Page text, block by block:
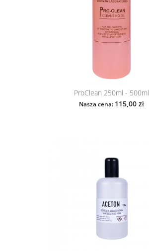
ProClean 250ml - 500ml
Nasza cena: 115,00 zł